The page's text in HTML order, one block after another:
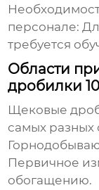
персонале:
требуется
Области
дробилки
Щековые
самых разных
Первичное
обогащению.